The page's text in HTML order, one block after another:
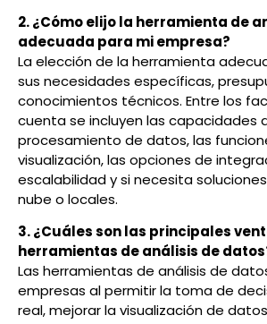
2. ¿Cómo elijo la herramienta de
adecuada para mi empresa?
La elección de la herramienta
sus necesidades específicas,
conocimientos técnicos. Entre los
cuenta se incluyen las capacidades
procesamiento de datos, las
visualización, las opciones de
escalabilidad y si necesita
nube o locales.
3. ¿Cuáles son las principales
herramientas de análisis de
Las herramientas de análisis de
empresas al permitir la toma de
real, mejorar la visualización de